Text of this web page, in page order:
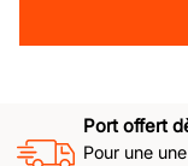
Port offert
Pour une